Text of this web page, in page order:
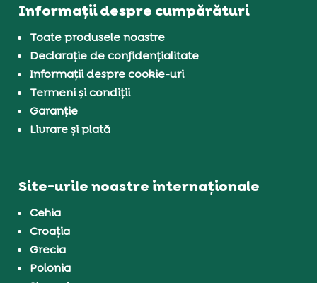
Informații despre cumpărături
Toate produsele noastre
Declarație de confidențialitate
Informații despre cookie-uri
Termeni și condiții
Garanție
Livrare și plată
Site-urile noastre internaționale
Cehia
Croația
Grecia
Polonia